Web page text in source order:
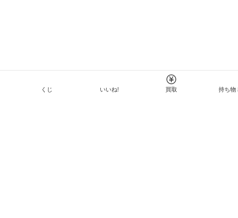
くじ いいね! 買取 持ち物